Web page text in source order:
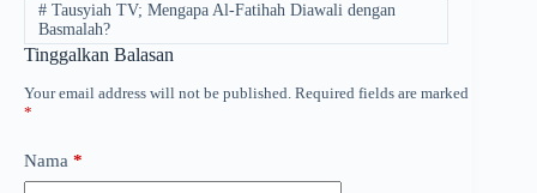
#Tausyiah TV; Mengapa Al-Fatihah Diawali dengan
Basmalah?
Tinggalkan Balasan
Your email address will not be published. Required fields are marked
*
Nama *